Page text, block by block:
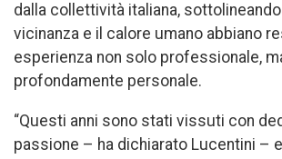
dalla collettività italiana,
vicinanza e il calore umano abbiano
esperienza non solo professionale,
profondamente personale.
“Questi anni sono stati vissuti con
passione – ha dichiarato Lucentini –